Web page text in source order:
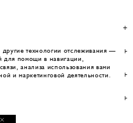
технологии отслеживания —
для помощи в навигации,
анализа использования вами
и маркетинговой деятельности.